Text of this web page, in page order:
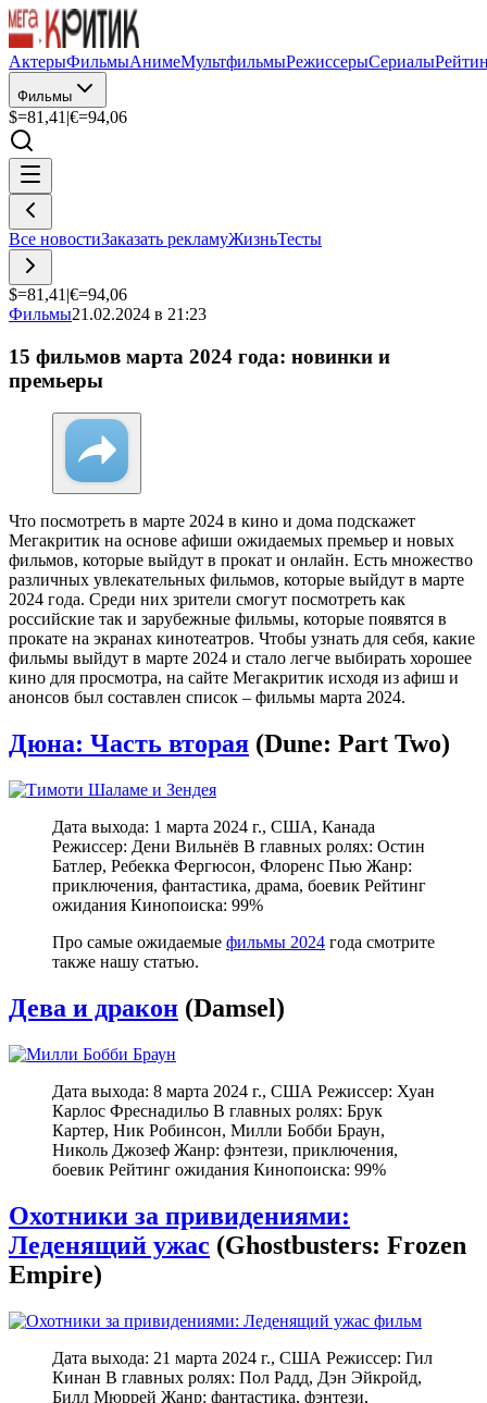
АктерыФильмыАнимеМультфильмыРежиссерыСериалы
Фильмы
$=81,41 |€=94,06
Все новостиЗаказать рекламуЖизньТесты
$=81,41 |€=94,06
Фильмы21.02.2024 в 21:23
15 фильмов марта 2024 года: новинки и
премьеры
Что посмотреть в марте 2024 в кино и дома подскажет
Мегакритик на основе афиши ожидаемых премьер и новых
фильмов, которые выйдут в прокат и онлайн. Есть множество
различных увлекательных фильмов, которые выйдут в марте
2024 года. Среди них зрители смогут посмотреть как
российские так и зарубежные фильмы, которые появятся в
прокате на экранах кинотеатров. Чтобы узнать для себя, какие
фильмы выйдут в марте 2024 и стало легче выбирать хорошее
кино для просмотра, на сайте Мегакритик исходя из афиш и
анонсов был составлен список – фильмы марта 2024.
Дюна: Часть вторая (Dune: Part Two)
Дата выхода: 1 марта 2024 г., США, Канада
Режиссер: Дени Вильнёв В главных ролях: Остин
Батлер, Ребекка Фергюсон, Флоренс Пью Жанр:
приключения, фантастика, драма, боевик Рейтинг
ожидания Кинопоиска: 99%
Про самые ожидаемые фильмы 2024 года смотрите
также нашу статью.
Дева и дракон (Damsel)
Дата выхода: 8 марта 2024 г., США Режиссер: Хуан
Карлос Фреснадильо В главных ролях: Брук
Картер, Ник Робинсон, Милли Бобби Браун,
Николь Джозеф Жанр: фэнтези, приключения,
боевик Рейтинг ожидания Кинопоиска: 99%
Охотники за привидениями:
Леденящий ужас (Ghostbusters: Frozen
Empire)
Дата выхода: 21 марта 2024 г., США Режиссер: Гил
Кинан В главных ролях: Пол Радд, Дэн Эйкройд,
Билл Мюррей Жанр: фантастика, фэнтези,